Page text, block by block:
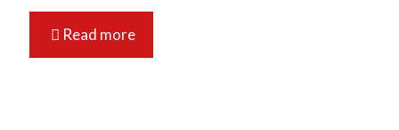
Read more